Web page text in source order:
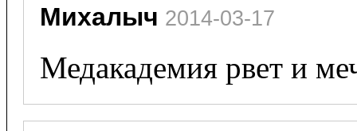
Михалыч 2014-03-17
Медакадемия рвет и